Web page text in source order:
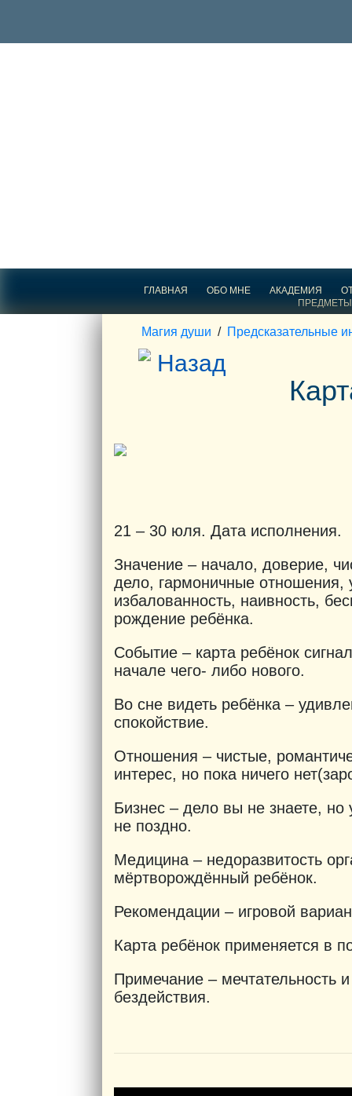
ГЛАВНАЯ ОБО МНЕ АКАДЕМИЯ
Магия души / Предсказательные
Назад
21 – 30 юля. Дата исполнения.
Значение – начало, доверие,
дело, гармоничные отношения,
избалованность, наивность,
рождение ребёнка.
Событие – карта ребёнок
начале чего- либо нового.
Во сне видеть ребёнка –
спокойствие.
Отношения – чистые,
интерес, но пока ничего
Бизнес – дело вы не знаете, но
не поздно.
Медицина – недоразвитость
мёртворождённый ребёнок.
Рекомендации – игровой
Карта ребёнок применяется в
Примечание – мечтательность
бездействия.